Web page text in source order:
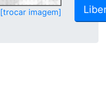
[trocar imagem]